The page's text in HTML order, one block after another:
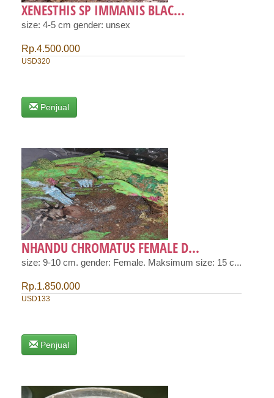
XENESTHIS SP IMMANIS BLAC...
size: 4-5 cm gender: unsex
Rp.4.500.000
USD320
Penjual
NHANDU CHROMATUS FEMALE D...
size: 9-10 cm. gender: Female. Maksimum size: 15 c...
Rp.1.850.000
USD133
Penjual